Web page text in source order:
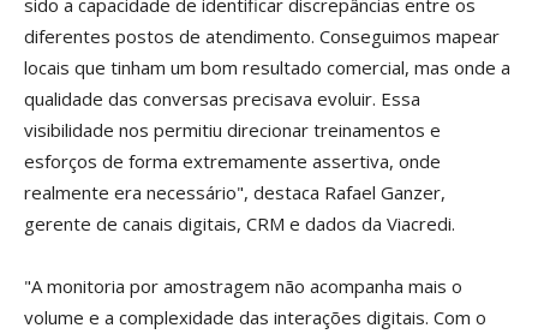
sido a capacidade de identificar discrepâncias entre os
diferentes postos de atendimento. Conseguimos mapear
locais que tinham um bom resultado comercial, mas onde a
qualidade das conversas precisava evoluir. Essa
visibilidade nos permitiu direcionar treinamentos e
esforços de forma extremamente assertiva, onde
realmente era necessário", destaca Rafael Ganzer,
gerente de canais digitais, CRM e dados da Viacredi.
"A monitoria por amostragem não acompanha mais o
volume e a complexidade das interações digitais. Com o